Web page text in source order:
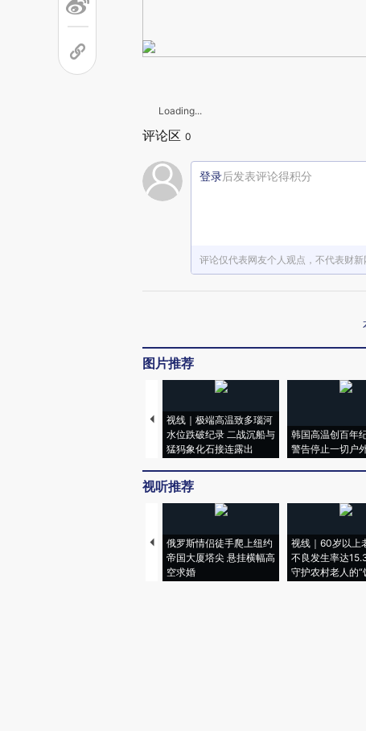
Loading...
评论区 0
登录后发表评论得积分
评论仅代表网友个人观点，不代表财新
图片推荐
视线｜极端高温致多瑙河
水位跌破纪录 二战沉船与
猛犸象化石接连露出
韩国高温创百年
警告停止一切户
视听推荐
俄罗斯情侣徒手爬上纽约
帝国大厦塔尖 悬挂横幅高
空求婚
视线｜60岁以上
不良发生率达
守护农村老人的“